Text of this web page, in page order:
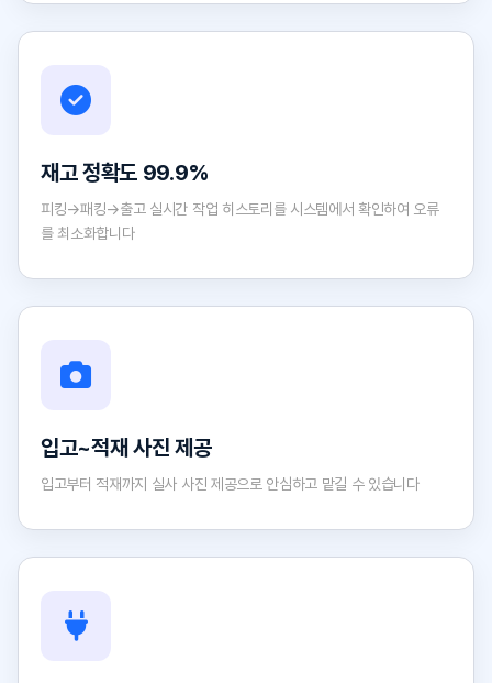
재고 정확도 99.9%
피킹→패킹→출고 실시간 작업 히스토리를 시스템에서 확인하여 오류
를 최소화합니다
입고~적재 사진 제공
입고부터 적재까지 실사 사진 제공으로 안심하고 맡길 수 있습니다